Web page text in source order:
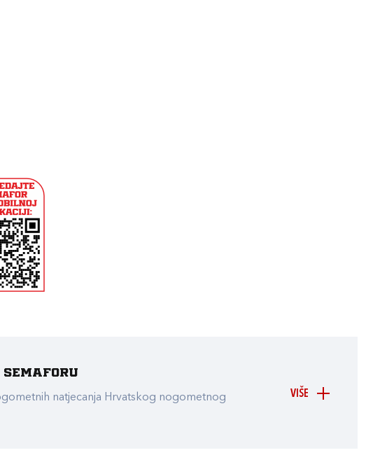
VIŠE
natjecanja Hrvatskog nogometnog